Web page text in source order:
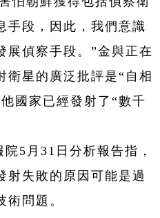
手段，因此，我們意識
展偵察手段。”金與正在
衛星的廣泛批評是“自相
國家已經發射了“數千
5月31日分析報告指，
射失敗的原因可能是過
術問題。